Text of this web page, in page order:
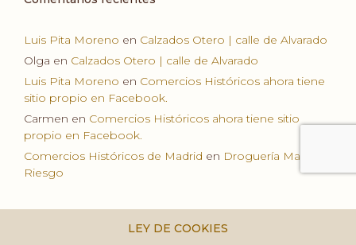
Luis Pita Moreno en Calzados Otero | calle de Alvarado
Olga en Calzados Otero | calle de Alvarado
Luis Pita Moreno en Comercios Históricos ahora tiene
sitio propio en Facebook.
Carmen en Comercios Históricos ahora tiene sitio
propio en Facebook.
Comercios Históricos de Madrid en Droguería Manuel
Riesgo
LEY DE COOKIES